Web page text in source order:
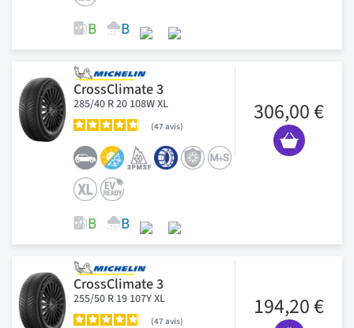
CrossClimate 3
285/40 R 20 108W XL
47 avis
306,00 €
CrossClimate 3
255/50 R 19 107Y XL
47 avis
194,20 €